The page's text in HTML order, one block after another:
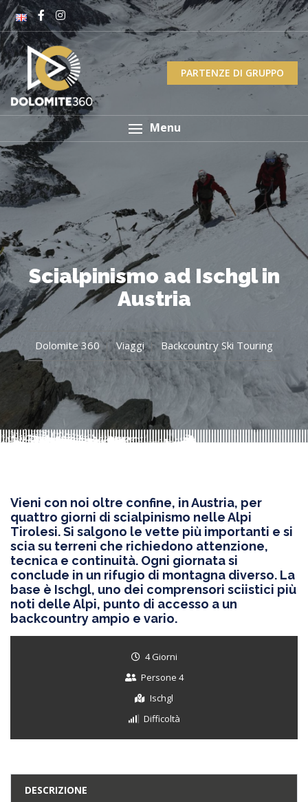
PARTENZE DI GRUPPO
Menu
Scialpinismo ad Ischgl in
Austria
Dolomite 360 Viaggi Backcountry Ski Touring
Vieni con noi oltre confine, in Austria, per
quattro giorni di scialpinismo nelle Alpi
Tirolesi. Si salgono le vette più importanti e si
scia su terreni che richiedono attenzione,
tecnica e continuità. Ogni giornata si
conclude in un rifugio di montagna diverso. La
base è Ischgl, uno dei comprensori sciistici più
noti delle Alpi, punto di accesso a un
backcountry ampio e vario.
4 Giorni
Persone 4
Ischgl
Difficoltà
DESCRIZIONE